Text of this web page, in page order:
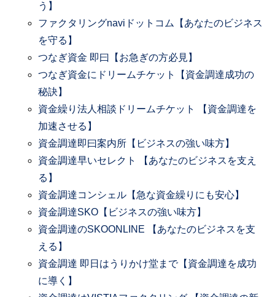
う】
ファクタリングnaviドットコム【あなたのビジネス
を守る】
つなぎ資金 即曰【お急ぎの方必見】
つなぎ資金にドリームチケット【資金調達成功の
秘訣】
資金繰り法人相談ドリームチケット 【資金調達を
加速させる】
資金調達即曰案内所【ビジネスの強い味方】
資金調達早いセレクト 【あなたのビジネスを支え
る】
資金調達コンシェル【急な資金繰りにも安心】
資金調達SKO【ビジネスの強い味方】
資金調達のSKOONLINE 【あなたのビジネスを支
える】
資金調達 即日はうりかけ堂まで【資金調達を成功
に導く】